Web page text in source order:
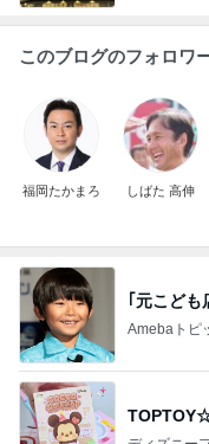
このブログのフォロワ
福岡たかまろ しばた 高伸
｢元こど
Amebaトピ